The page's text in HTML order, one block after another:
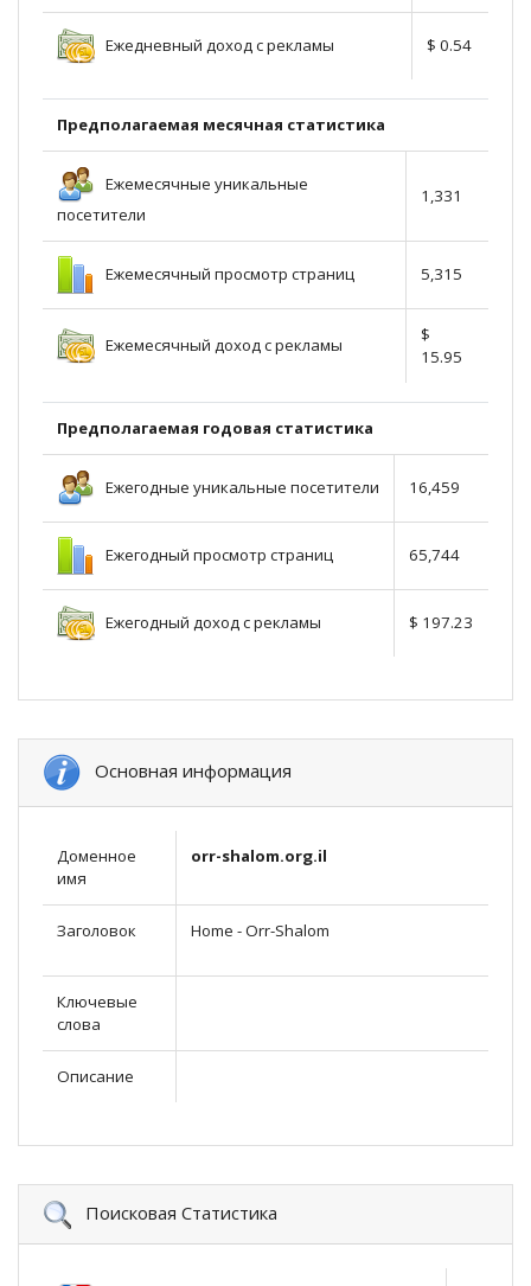
Ежедневный доход с рекламы $ 0.54
Предполагаемая месячная статистика
Ежемесячные уникальные
посетители
1,331
Ежемесячный просмотр страниц 5,315
Ежемесячный доход с рекламы
$
15.95
Предполагаемая годовая статистика
Ежегодные уникальные посетители 16,459
Ежегодный просмотр страниц 65,744
Ежегодный доход с рекламы $ 197.23
Основная информация
Доменное
имя
orr-shalom.org.il
Заголовок Home - Orr-Shalom
Ключевые
слова
Описание
Поисковая Статистика